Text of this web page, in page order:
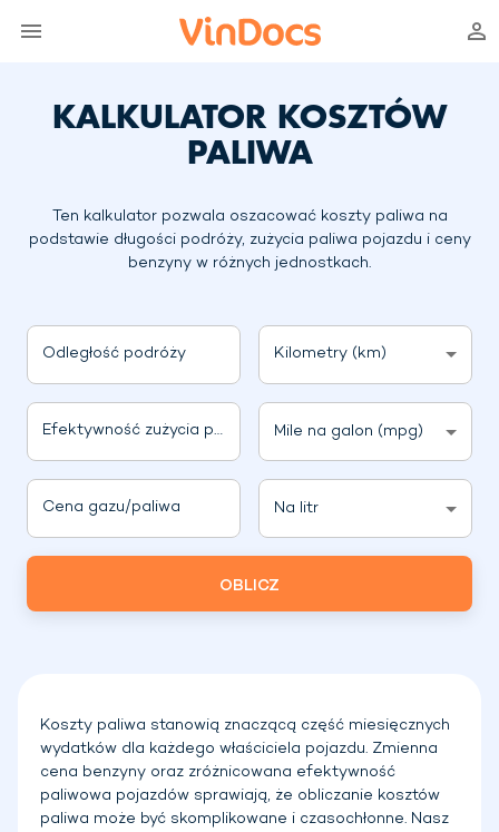
KALKULATOR KOSZTÓW
PALIWA
Ten kalkulator pozwala oszacować koszty paliwa na
podstawie długości podróży, zużycia paliwa pojazdu i ceny
benzyny w różnych jednostkach.
Odległość podróży Kilometry (km)
Efektywność zużycia paliwa Mile na galon (mpg)
Cena gazu/paliwa Na litr
OBLICZ
Koszty paliwa stanowią znaczącą część miesięcznych
wydatków dla każdego właściciela pojazdu. Zmienna
cena benzyny oraz zróżnicowana efektywność
paliwowa pojazdów sprawiają, że obliczanie kosztów
paliwa może być skomplikowane i czasochłonne. Nasz